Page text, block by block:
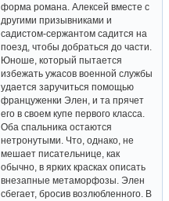
форма романа. Алексей вместе с
другими призывниками и
садистом-сержантом садится на
поезд, чтобы добраться до части.
Юноше, который пытается
избежать ужасов военной службы
удается заручиться помощью
француженки Элен, и та прячет
его в своем купе первого класса.
Оба спальника остаются
нетронутыми. Что, однако, не
мешает писательнице, как
обычно, в ярких красках описать
внезапные метаморфозы. Элен
сбегает, бросив возлюбленного. В